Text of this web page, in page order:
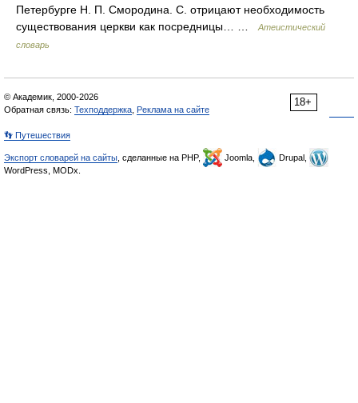
Петербурге Н. П. Смородина. С. отрицают необходимость
существования церкви как посредницы… …
Атеистический
словарь
18+
© Академик, 2000-2026
Обратная связь: Техподдержка Реклама на сайте
👣 Путешествия
Экспорт словарей на сайты , сделанные на PHP, Joomla,
Drupal,
WordPress, MODx.